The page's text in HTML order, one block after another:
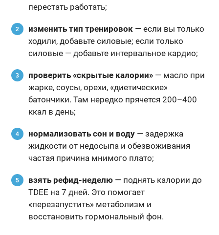
перестать работать;
изменить тип тренировок — если вы только
ходили, добавьте силовые; если только
силовые — добавьте интервальное кардио;
проверить «скрытые калории» — масло при
жарке, соусы, орехи, «диетические»
батончики. Там нередко прячется 200–400
ккал в день;
нормализовать сон и воду — задержка
жидкости от недосыпа и обезвоживания
частая причина мнимого плато;
взять рефид-неделю — поднять калории до
TDEE на 7 дней. Это помогает
«перезапустить» метаболизм и
восстановить гормональный фон.